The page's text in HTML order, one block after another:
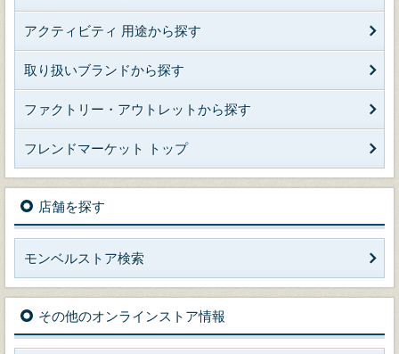
アクティビティ 用途から探す
取り扱いブランドから探す
ファクトリー・アウトレットから探す
フレンドマーケット トップ
店舗を探す
モンベルストア検索
その他のオンラインストア情報